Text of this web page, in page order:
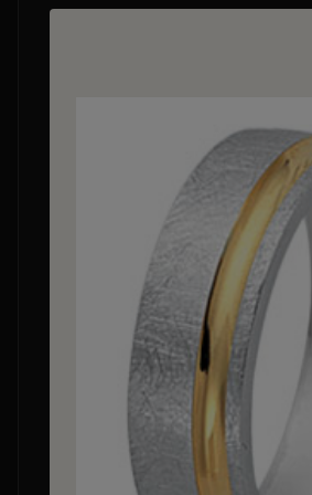
Bildergalerie überspringen